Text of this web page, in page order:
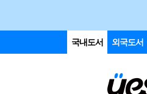
국내도서 외국도서